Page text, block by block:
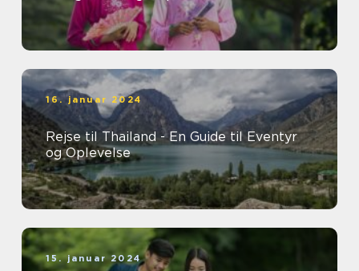
16. januar 2024
Rejse til Thailand - En Guide til Eventyr
og Oplevelse
15. januar 2024